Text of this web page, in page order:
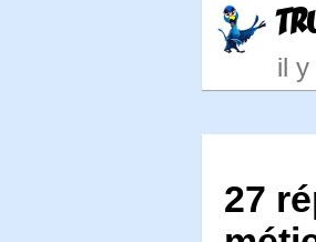
il
27